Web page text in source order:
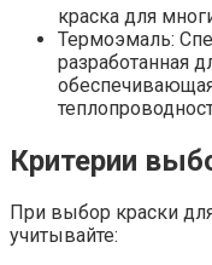
краска для
Термоэмаль:
разработанная
Критерии
При выбор краски
учитывайте: